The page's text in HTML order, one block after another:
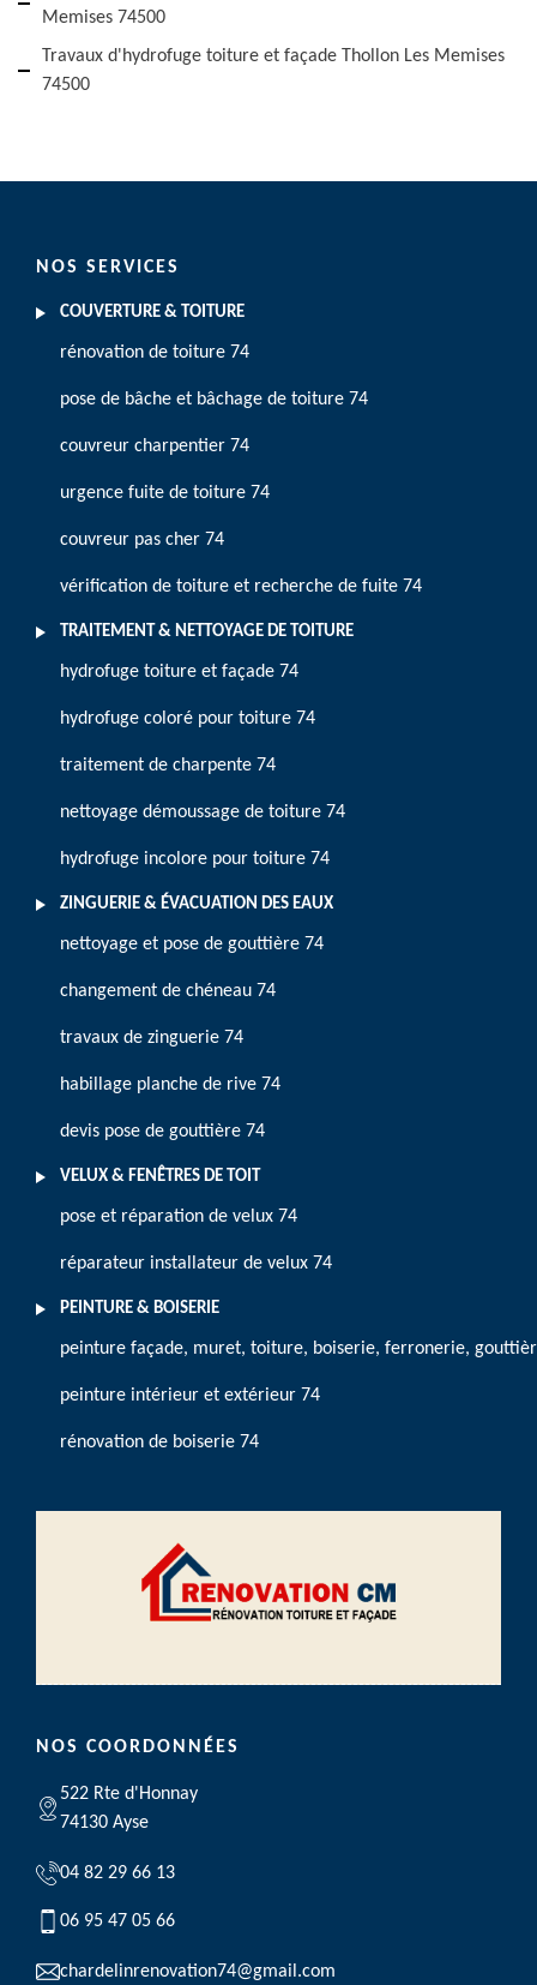
Memises 74500
Travaux d'hydrofuge toiture et façade Thollon Les Memises
74500
NOS SERVICES
COUVERTURE & TOITURE
rénovation de toiture 74
pose de bâche et bâchage de toiture 74
couvreur charpentier 74
urgence fuite de toiture 74
couvreur pas cher 74
vérification de toiture et recherche de fuite 74
TRAITEMENT & NETTOYAGE DE TOITURE
hydrofuge toiture et façade 74
hydrofuge coloré pour toiture 74
traitement de charpente 74
nettoyage démoussage de toiture 74
hydrofuge incolore pour toiture 74
ZINGUERIE & ÉVACUATION DES EAUX
nettoyage et pose de gouttière 74
changement de chéneau 74
travaux de zinguerie 74
habillage planche de rive 74
devis pose de gouttière 74
VELUX & FENÊTRES DE TOIT
pose et réparation de velux 74
réparateur installateur de velux 74
PEINTURE & BOISERIE
peinture façade, muret, toiture, boiserie, ferronerie,
peinture intérieur et extérieur 74
rénovation de boiserie 74
NOS COORDONNÉES
522 Rte d'Honnay
74130 Ayse
04 82 29 66 13
06 95 47 05 66
chardelinrenovation74@gmail.com